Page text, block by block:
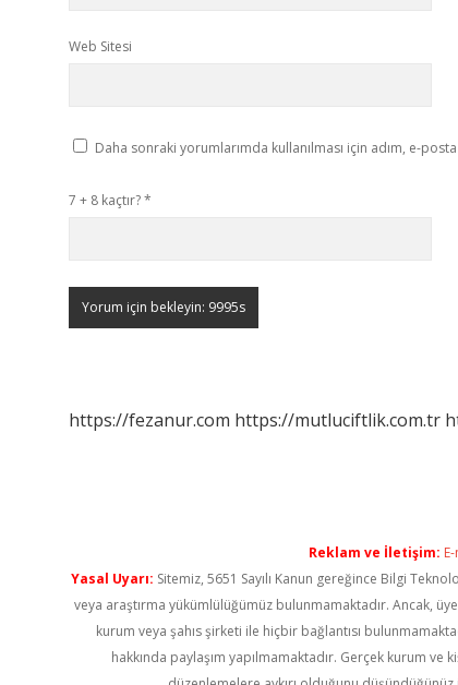
Web Sitesi
Daha sonraki yorumlarımda kullanılması için adım, e-
7 + 8 kaçtır?*
https://fezanur.com https://mutluciftlik.com.tr
Reklam ve İletişim:
Yasal Uyarı: Sitemiz, 5651 Sayılı Kanun gereğince Bilgi
veya araştırma yükümlülüğümüz bulunmamaktadır. Ancak,
kurum veya şahıs şirketi ile hiçbir bağlantısı
hakkında paylaşım yapılmamaktadır. Gerçek kurum